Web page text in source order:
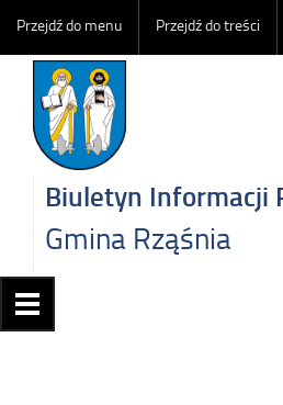
Przejdź do menu Przejdź do treści
Biuletyn Informacji
Gmina Rząśnia